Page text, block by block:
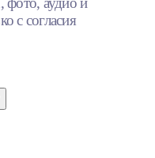
с согласия